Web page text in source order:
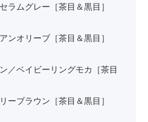
ラムグレー［茶目＆黒目］
ンオリーブ［茶目＆黒目］
／ベイビーリングモカ［茶目
ーブラウン［茶目＆黒目］